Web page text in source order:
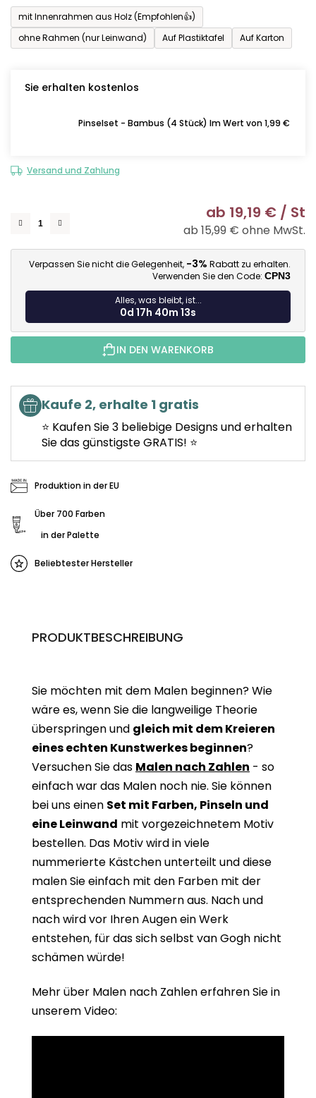
mit Innenrahmen aus Holz (Empfohlen👍)
ohne Rahmen (nur Leinwand)
Auf Plastiktafel Auf Karton
Sie erhalten kostenlos
Pinselset - Bambus (4 Stück) Im Wert von 1,99 €
Versand und Zahlung
ab 19,19 € / St
ab 15,99 € ohne MwSt.
Verpassen Sie nicht die Gelegenheit, -3% Rabatt zu erhalten.
Verwenden Sie den Code: CPN3
Alles, was bleibt, ist...
0d 17h 40m 12s
IN DEN WARENKORB
Kaufe 2, erhalte 1 gratis
⭐ Kaufen Sie 3 beliebige Designs und erhalten
Sie das günstigste GRATIS! ⭐
Produktion in der EU
Über 700 Farben
in der Palette
Beliebtester Hersteller
PRODUKTBESCHREIBUNG
Sie möchten mit dem Malen beginnen? Wie
wäre es, wenn Sie die langweilige Theorie
überspringen und gleich mit dem Kreieren
eines echten Kunstwerkes beginnen?
Versuchen Sie das Malen nach Zahlen - so
einfach war das Malen noch nie. Sie können
bei uns einen Set mit Farben, Pinseln und
eine Leinwand mit vorgezeichnetem Motiv
bestellen. Das Motiv wird in viele
nummerierte Kästchen unterteilt und diese
malen Sie einfach mit den Farben mit der
entsprechenden Nummern aus. Nach und
nach wird vor Ihren Augen ein Werk
entstehen, für das sich selbst van Gogh nicht
schämen würde!
Mehr über Malen nach Zahlen erfahren Sie in
unserem Video: